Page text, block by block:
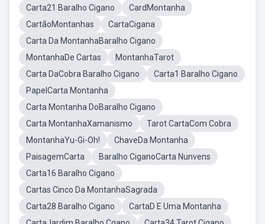
Carta21 Baralho Cigano
CardMontanha
CartãoMontanhas
CartaCigana
Carta Da MontanhaBaralho Cigano
MontanhaDe Cartas
MontanhaTarot
Carta DaCobra Baralho Cigano
Carta1 Baralho Cigano
PapelCarta Montanha
Carta Montanha DoBaralho Cigano
Carta MontanhaXamanismo
Tarot CartaCom Cobra
MontanhaYu-Gi-Oh!
ChaveDa Montanha
PaisagemCarta
Baralho CiganoCarta Nunvens
Carta16 Baralho Cigano
Cartas Cinco Da MontanhaSagrada
Carta28 Baralho Cigano
CartaD E Uma Montanha